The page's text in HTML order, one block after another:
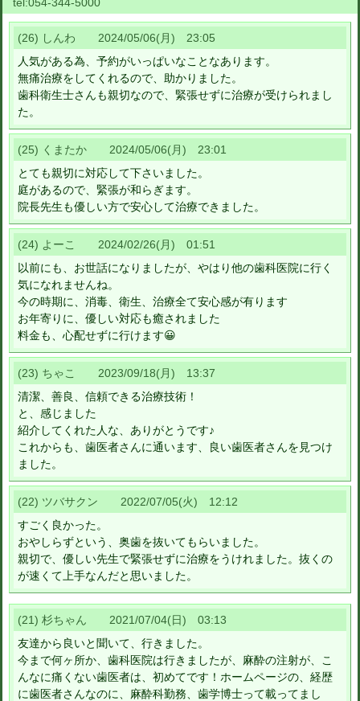
tel:054-344-5000
(26) しんわ 2024/05/06(月) 23:05
人気がある為、予約がいっぱいなことなあります。
無痛治療をしてくれるので、助かりました。
歯科衛生士さんも親切なので、緊張せずに治療が受けられまし
た。
(25) くまたか 2024/05/06(月) 23:01
とても親切に対応して下さいました。
庭があるので、緊張が和らぎます。
院長先生も優しい方で安心して治療できました。
(24) よーこ 2024/02/26(月) 01:51
以前にも、お世話になりましたが、やはり他の歯科医院に行く
気になれませんね。
今の時期に、消毒、衛生、治療全て安心感が有ります
お年寄りに、優しい対応も癒されました
料金も、心配せずに行けます😀
(23) ちゃこ 2023/09/18(月) 13:37
清潔、善良、信頼できる治療技術！
と、感じました
紹介してくれた人な、ありがとうです♪
これからも、歯医者さんに通います、良い歯医者さんを見つけ
ました。
(22) ツバサクン 2022/07/05(火) 12:12
すごく良かった。
おやしらずという、奥歯を抜いてもらいました。
親切で、優しい先生で緊張せずに治療をうけれました。抜くの
が速くて上手なんだと思いました。
(21) 杉ちゃん 2021/07/04(日) 03:13
友達から良いと聞いて、行きました。
今まで何ヶ所か、歯科医院は行きましたが、麻酔の注射が、こ
んなに痛くない歯医者は、初めてです！ホームページの、経歴
に歯医者さんなのに、麻酔科勤務、歯学博士って載ってまし